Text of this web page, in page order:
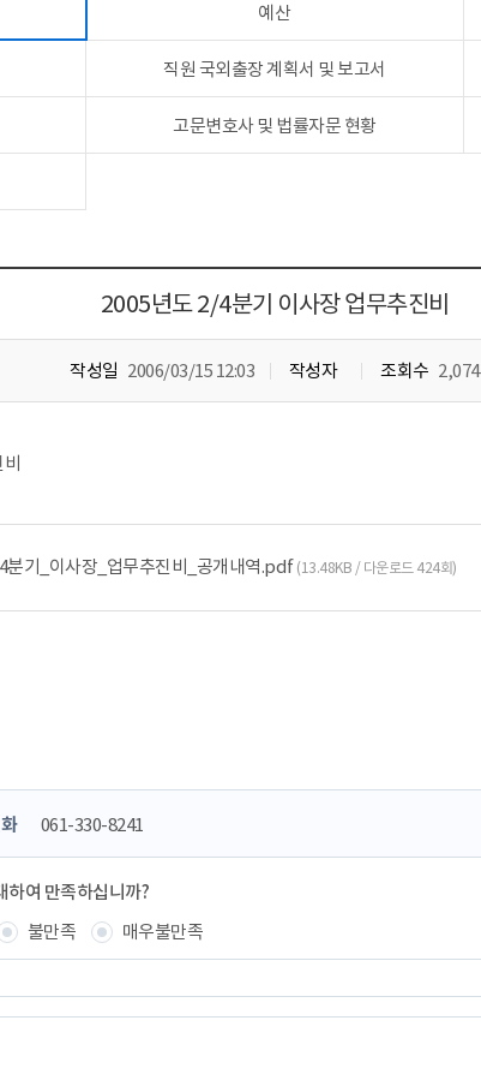
예산
직원 국외출장 계획서 및 보고서
고문변호사 및 법률자문 현황
2005년도 2/4분기 이사장 업무추진비
작성일 2006/03/15 12:03 작성자 조회수 2,074
분기_이사장_업무추진비_공개내역.pdf(13.48KB / 다운로드 424회)
061-330-8241
하여 만족하십니까?
불만족
매우불만족